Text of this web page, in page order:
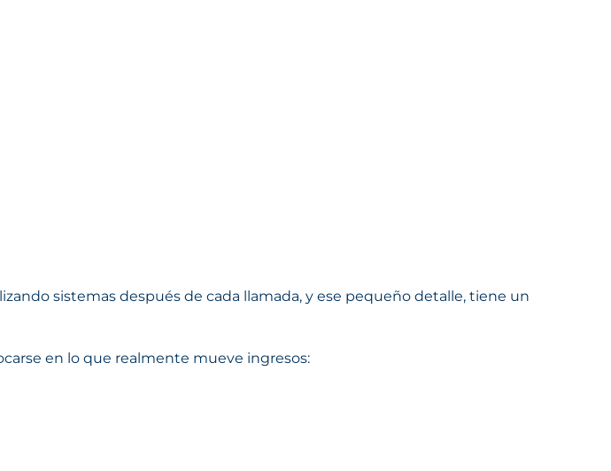
sistemas después de cada llamada, y ese pequeño detalle, tiene un
en lo que realmente mueve ingresos: